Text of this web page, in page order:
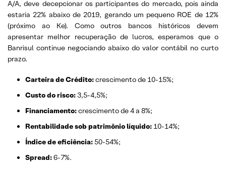
A/A, deve decepcionar os participantes do mercado, pois ainda
estaria 22% abaixo de 2019, gerando um pequeno ROE de 12%
(próximo ao Ke). Como outros bancos históricos devem
apresentar melhor recuperação de lucros, esperamos que o
Banrisul continue negociando abaixo do valor contábil no curto
prazo.
Carteira de Crédito:crescimento de 10-15%;
Custo do risco:3,5-4,5%;
Financiamento:crescimento de 4 a 8%;
Rentabilidade sob patrimônio líquido: 10-14%;
Índice de eficiência:50-54%;
Spread:6-7%.